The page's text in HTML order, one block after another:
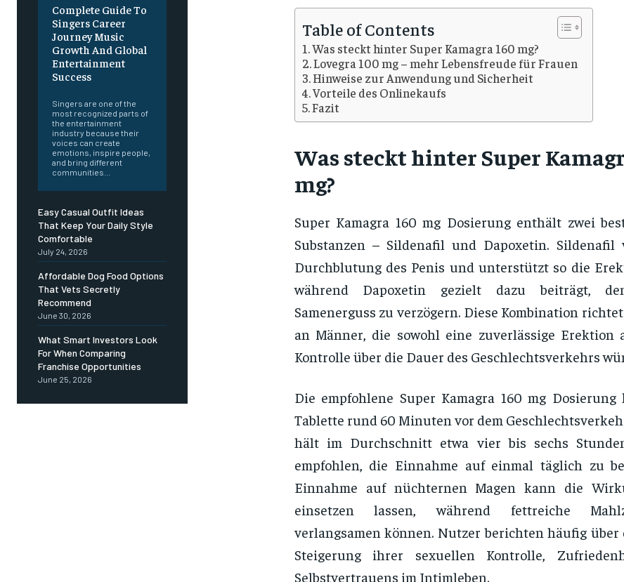
Complete Guide To
Singers Career
Journey Music
Growth And Global
Entertainment
Success
Singers are one of the
most recognized parts of
the entertainment
industry because their
voices can create
emotions, inspire people,
and bring different
communities...
Easy Casual Outfit Ideas
That Keep Your Daily Style
Comfortable
July 24, 2026
Affordable Dog Food Options
That Vets Secretly
Recommend
June 30, 2026
What Smart Investors Look
For When Comparing
Franchise Opportunities
June 25, 2026
Table of Contents
Was steckt hinter Super Kamagra 160 mg?
Lovegra 100 mg – mehr Lebensfreude für Frauen
Hinweise zur Anwendung und Sicherheit
Vorteile des Onlinekaufs
Fazit
Was steckt hinter Super
mg?
Super Kamagra 160 mg Dosierung enthält zwei
Substanzen – Sildenafil und Dapoxetin. Sildenafil
Durchblutung des Penis und unterstützt so die
während Dapoxetin gezielt dazu beiträgt,
Samenerguss zu verzögern. Diese Kombination
an Männer, die sowohl eine zuverlässige Erektion
Kontrolle über die Dauer des Geschlechtsverkehrs
Die empfohlene Super Kamagra 160 mg
Tablette rund 60 Minuten vor dem
hält im Durchschnitt etwa vier bis sechs
empfohlen, die Einnahme auf einmal täglich zu
Einnahme auf nüchternen Magen kann die
einsetzen lassen, während fettreiche
verlangsamen können. Nutzer berichten häufig
Steigerung ihrer sexuellen Kontrolle,
Selbstvertrauens im Intimleben.